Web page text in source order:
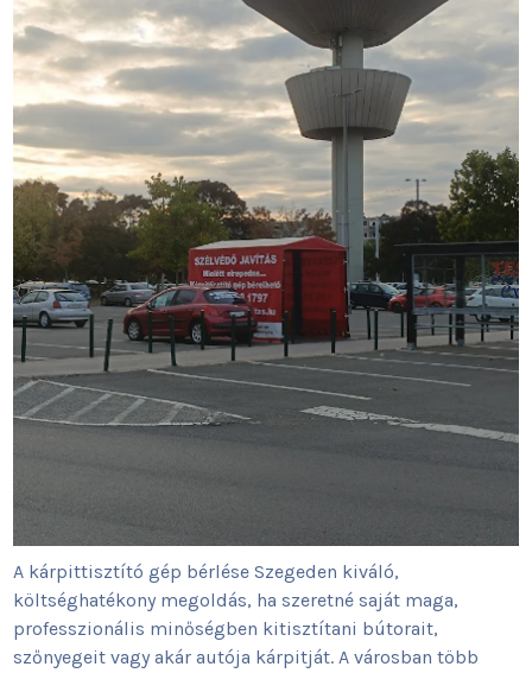
A kárpittisztító gép bérlése Szegeden kiváló,
költséghatékony megoldás, ha szeretné saját maga,
professzionális minőségben kitisztítani bútorait,
szőnyegeit vagy akár autója kárpitját. A városban több